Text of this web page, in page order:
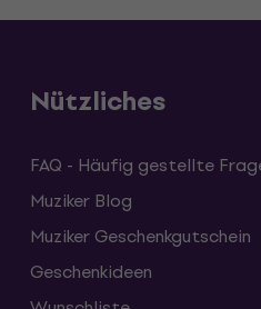
Nützliches
FAQ - Häufig gestellte
Muziker Blog
Muziker Geschenkgutschein
Geschenkideen